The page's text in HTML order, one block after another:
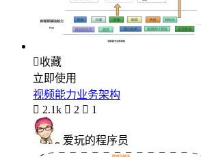
收藏
立即使用
视频能力业务架构
 2.1k  2  1
爱玩的程序员